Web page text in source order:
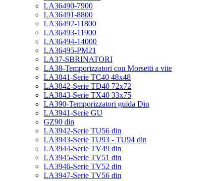
LA36490-7900
LA36491-8800
LA36492-11800
LA36493-11900
LA36494-14000
LA36495-PM21
LA37-SBRINATORI
LA38-Temporizzatori con Morsetti a vite
LA3841-Serie TC40 48x48
LA3842-Serie TD40 72x72
LA3843-Serie TX40 33x75
LA390-Temporizzatori guida Din
LA3941-Serie GU
GZ90 din
LA3942-Serie TU56 din
LA3943-Serie TU93 - TU94 din
LA3944-Serie TV49 din
LA3945-Serie TV51 din
LA3946-Serie TV52 din
LA3947-Serie TV56 din